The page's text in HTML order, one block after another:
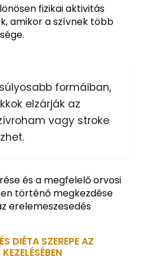
fizikai aktivitás
amikor a szívnek több
formáiban,
elzárják az
vagy stroke
és a megfelelő orvosi
történő megkezdése
erelemeszesedés
DIÉTA SZEREPE AZ